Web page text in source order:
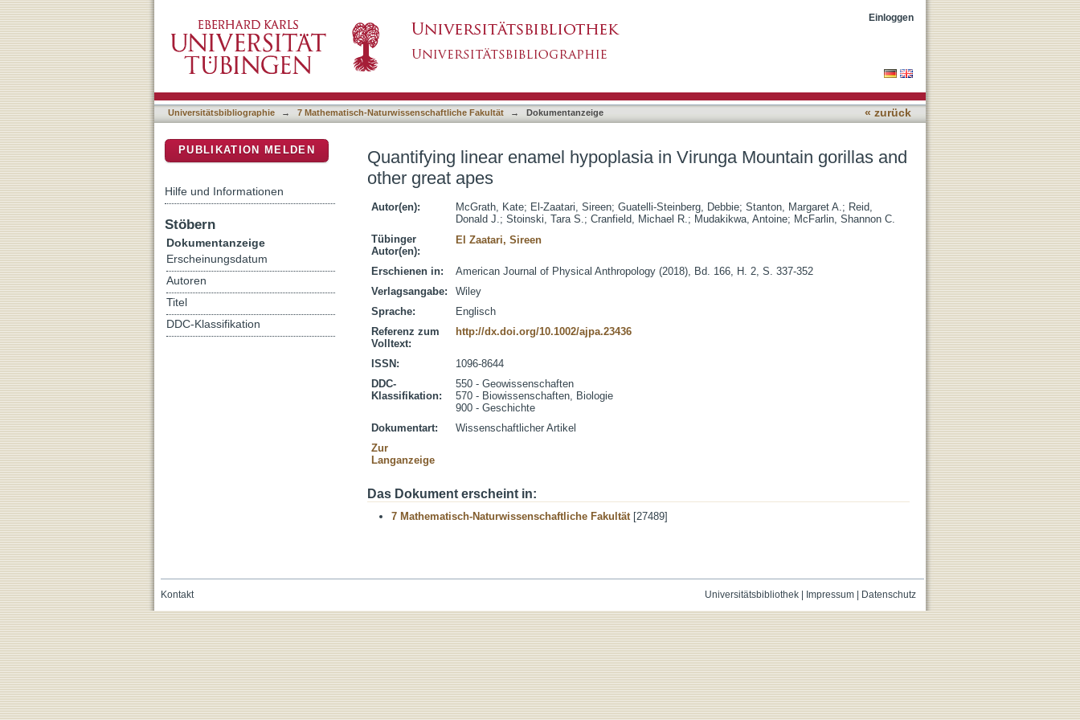
Einloggen
Universitätsbibliographie → 7 Mathematisch-Naturwissenschaftliche Fakultät → Dokumentanzeige « zurück
Quantifying linear enamel hypoplasia in Virunga Mountain gorillas and
other great apes
Autor(en): McGrath, Kate; El-Zaatari, Sireen; Guatelli-Steinberg, Debbie; Stanton, Margaret A.; Reid,
Donald J.; Stoinski, Tara S.; Cranfield, Michael R.; Mudakikwa, Antoine; McFarlin, Shannon C.
Tübinger
Autor(en):
El Zaatari, Sireen
Erschienen in:
American Journal of Physical Anthropology (2018), Bd. 166, H. 2, S. 337-352
Verlagsangabe:
Wiley
Sprache:
Englisch
Referenz zum
Volltext:
http://dx.doi.org/10.1002/ajpa.23436
ISSN:
1096-8644
DDC-
Klassifikation:
550 - Geowissenschaften
570 - Biowissenschaften, Biologie
900 - Geschichte
Dokumentart:
Wissenschaftlicher Artikel
Zur
Langanzeige
Das Dokument erscheint in:
7 Mathematisch-Naturwissenschaftliche Fakultät[27489]
PUBLIKATION MELDEN
Hilfe und Informationen
Stöbern
Dokumentanzeige
Erscheinungsdatum
Autoren
Titel
DDC-Klassifikation
Universitätsbibliothek| Impressum| Datenschutz
Kontakt